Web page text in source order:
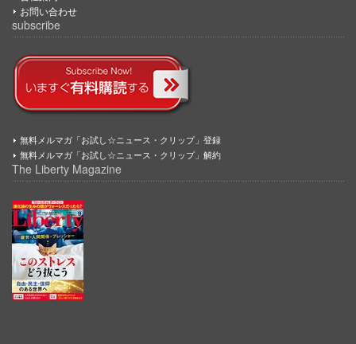
お問い合わせ
subscribe
無料メルマガ「お試し☆ニュース・クリップ」登録
無料メルマガ「お試し☆ニュース・クリップ」解約
The Liberty Magazine